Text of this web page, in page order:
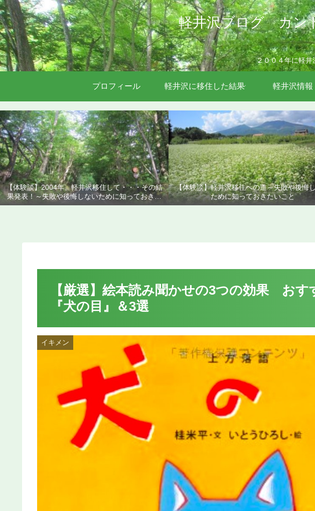
軽井沢ブログ カン
２００４年に軽井
プロフィール 軽井沢に移住した結果 軽井沢情報
【体験談】2004年、軽井沢移住して・・・その結
果発表！～失敗や後悔しないために知っておきた
いこと
【体験談】軽井沢移住への道～失敗や後悔
ために知っておきたいこと
【厳選】絵本読み聞かせの3つの効果 おす
『犬の目』＆3選
イキメン